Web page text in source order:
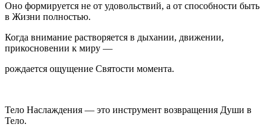
Оно формируется не от удовольствий, а от способности быть
в Жизни полностью.
Когда внимание растворяется в дыхании, движении,
прикосновении к миру —
рождается ощущение Святости момента.
Тело Наслаждения — это инструмент возвращения Души в
Тело.